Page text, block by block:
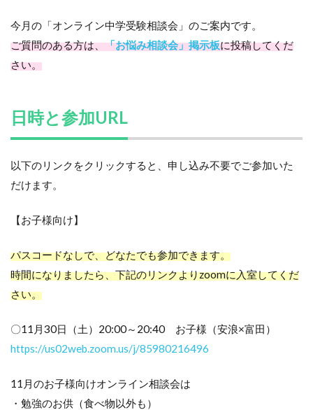
今月の「オンライン中学受験相談会」のご案内です。
ご質問のある方は、「お悩み相談会」掲示板に投稿してくだ
さい。
日時と参加URL
以下のリンクをクリックすると、申し込み不要でご参加いた
だけます。
【お子様向け】
パスコードなしで、どなたでも参加できます。
時間になりましたら、下記のリンクよりzoomに入室してくだ
さい。
〇11月30日（土）20:00～20:40 お子様（安浪×富田）
https://us02web.zoom.us/j/85980216496
11月のお子様向けオンライン相談会は
・勉強のお供（食べ物以外も）